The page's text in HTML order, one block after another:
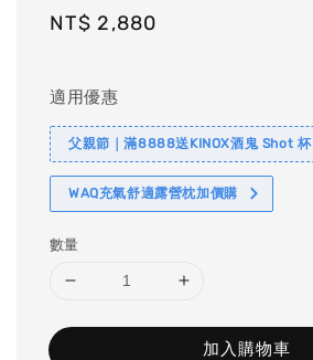
Regular
NT$ 2,880
適用優惠
父親節｜滿8888送KINOX酒鬼 Shot 杯
WAQ充氣舒適露營枕加價購
數量
加入購物車